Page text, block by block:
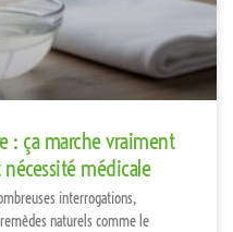
: ça marche vraiment
médicale
interrogations,
naturels comme le